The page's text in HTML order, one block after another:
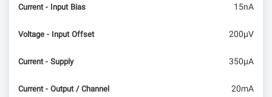
Current - Input Bias 15nA
Voltage - Input Offset 200µV
Current - Supply 350µA
Current - Output / Channel 20mA